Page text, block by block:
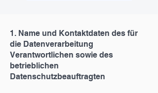
1. Name und Kontaktdaten des für
die Datenverarbeitung
Verantwortlichen sowie des
betrieblichen
Datenschutzbeauftragten